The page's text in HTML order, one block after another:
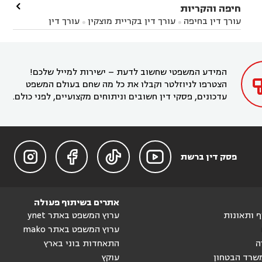
עורך דין בחדרה עורך דין בכפר סבא
עורך דין בהוד
השרון
עורך דין באבן יהודה
עורך דין בחריש עורך דין בקיסריה עורך דין בקדימה
חיפה והקריות
עורך דין בחיפה  עורך דין בקריית מוצקין 
עורך דין
בקרית מוצקין
עורך דין בקריית אתא
עורך דין

המידע המשפטי שחשוב לדעת – ישירות למייל שלכם!
הצטרפו לניוזלטר וקבלו את כל מה שחם בעולם המשפט
עדכונים, פסקי דין חשובים וניתוחים מקצועיים, לפני כולם.
פסק דין ברשת 



ותאונות
הבטחון
אתרים בשיתוף פעולה
ערוץ המשפט באתר ynet
ערוץ המשפט באתר mako
התאחדות בוני בארץ
עוקץ